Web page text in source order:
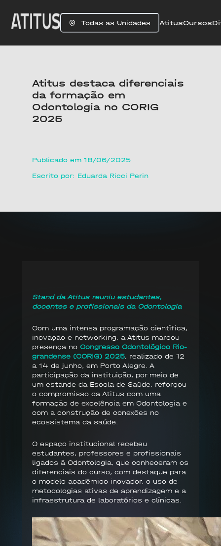
Todas as Unidades AtitusCursos
Atitus destaca diferenciais
da formação em
Odontologia no CORIG
2025
Publicado em 18/06/2025
Escrito por: Eduarda Ricci Perin
Stand da Atitus reuniu estudantes,
docentes e profissionais da Odontologia
Com uma intensa programação científica,
inovação e networking, a Atitus marcou
presença no Congresso Odontológico Rio-
grandense (CORIG) 2025, realizado de 12
a 14 de junho, em Porto Alegre. A
participação da instituição, por meio de
um estande da Escola de Saúde, reforçou
o compromisso da Atitus com uma
formação de excelência em Odontologia e
com a construção de conexões no
ecossistema da saúde.
O espaço institucional recebeu
estudantes, professores e profissionais
ligados à Odontologia, que conheceram os
diferenciais do curso, com destaque para
o modelo acadêmico inovador, o uso de
metodologias ativas de aprendizagem e a
infraestrutura de laboratórios e clínicas.